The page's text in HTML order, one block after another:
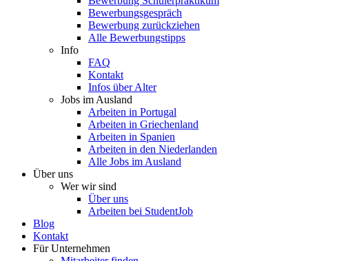
Bewerbungsgespräch
Bewerbung zurückziehen
Alle Bewerbungstipps
Info
FAQ
Kontakt
Infos über Alter
Jobs im Ausland
Arbeiten in Portugal
Arbeiten in Griechenland
Arbeiten in Spanien
Arbeiten in den Niederlanden
Alle Jobs im Ausland
Über uns
Wer wir sind
Über uns
Arbeiten bei StudentJob
Blog
Kontakt
Für Unternehmen